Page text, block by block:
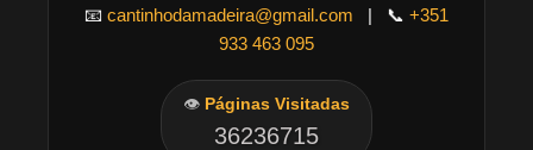
📧 cantinhodamadeira@gmail.com | 📞 +351
933 463 095
👁️ Páginas Visitadas
36236715